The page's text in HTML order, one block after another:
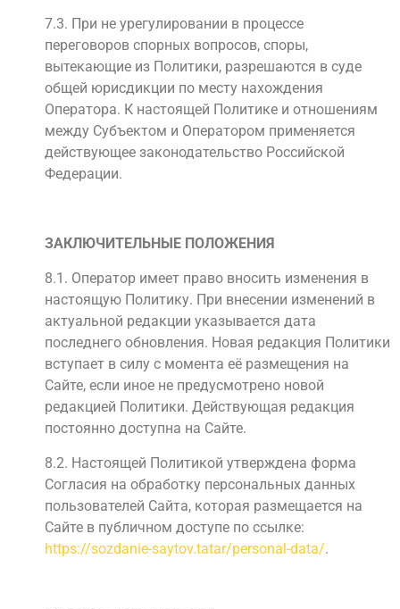
7.3. При не урегулировании в процессе
переговоров спорных вопросов, споры,
вытекающие из Политики, разрешаются в суде
общей юрисдикции по месту нахождения
Оператора. К настоящей Политике и отношениям
между Субъектом и Оператором применяется
действующее законодательство Российской
Федерации.
ЗАКЛЮЧИТЕЛЬНЫЕ ПОЛОЖЕНИЯ
8.1. Оператор имеет право вносить изменения в
настоящую Политику. При внесении изменений в
актуальной редакции указывается дата
последнего обновления. Новая редакция Политики
вступает в силу с момента её размещения на
Сайте, если иное не предусмотрено новой
редакцией Политики. Действующая редакция
постоянно доступна на Сайте.
8.2. Настоящей Политикой утверждена форма
Согласия на обработку персональных данных
пользователей Сайта, которая размещается на
Сайте в публичном доступе по ссылке:
https://sozdanie-saytov.tatar/personal-data/.